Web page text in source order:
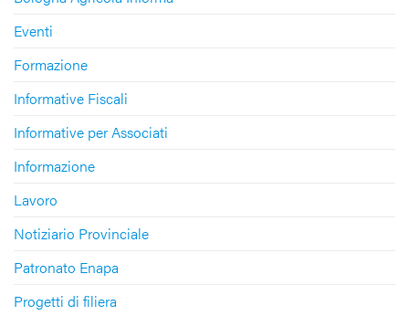
Eventi
Formazione
Informative Fiscali
Informative per Associati
Informazione
Lavoro
Notiziario Provinciale
Patronato Enapa
Progetti di filiera